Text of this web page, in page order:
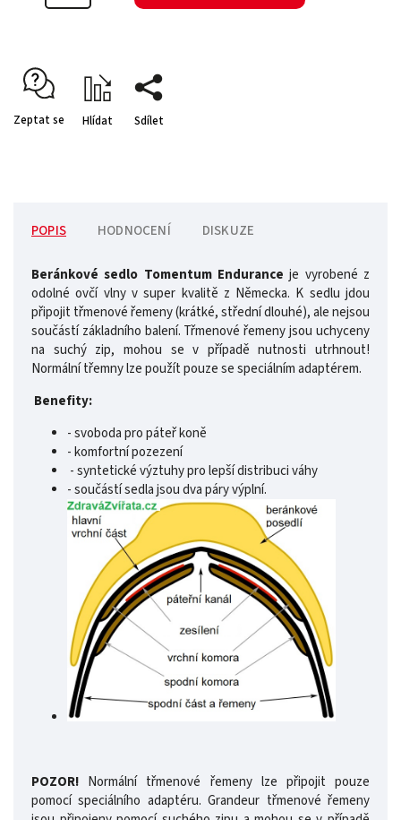
Zeptat se Hlídat Sdílet
POPIS HODNOCENÍ DISKUZE
Beránkové sedlo Tomentum Endurance je vyrobené z
odolné ovčí vlny v super kvalitě z Německa. K sedlu jdou
připojit třmenové řemeny (krátké, střední dlouhé), ale nejsou
součástí základního balení. Třmenové řemeny jsou uchyceny
na suchý zip, mohou se v případě nutnosti utrhnout!
Normální třemny lze použít pouze se speciálním adaptérem.
Benefity:
- svoboda pro páteř koně
- komfortní pozezení
- syntetické výztuhy pro lepší distribuci váhy
- součástí sedla jsou dva páry výplní.
POZOR! Normální třmenové řemeny lze připojit pouze
pomocí speciálního adaptéru. Grandeur třmenové řemeny